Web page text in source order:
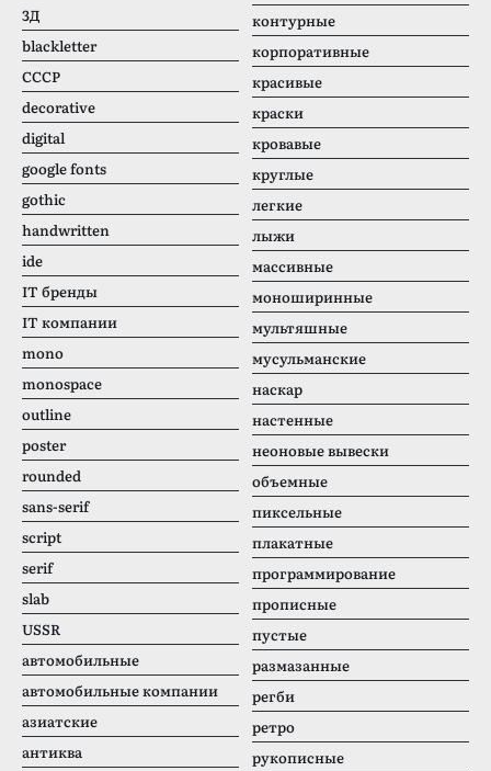
3Д
blackletter
CCCР
decorative
digital
google fonts
gothic
handwritten
ide
IT бренды
IT компании
mono
monospace
outline
poster
rounded
sans-serif
script
serif
slab
USSR
автомобильные
автомобильные компании
азиатские
антиква
контурные
корпоративные
красивые
краски
кровавые
круглые
легкие
лыжи
массивные
моноширинные
мультяшные
мусульманские
наскар
настенные
неоновые вывески
объемные
пиксельные
плакатные
программирование
прописные
пустые
размазанные
регби
ретро
рукописные